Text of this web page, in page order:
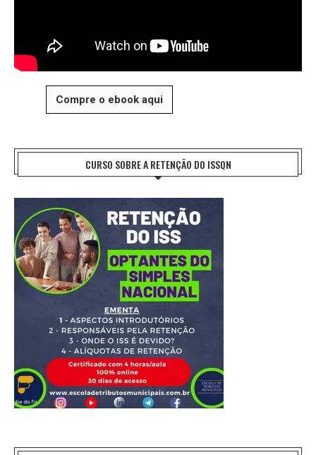
Compre o ebook aqui
CURSO SOBRE A RETENÇÃO DO ISSQN